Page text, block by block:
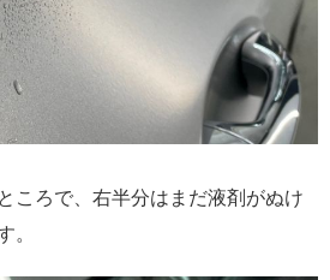
ころで、右半分はまだ液剤がぬけ
。